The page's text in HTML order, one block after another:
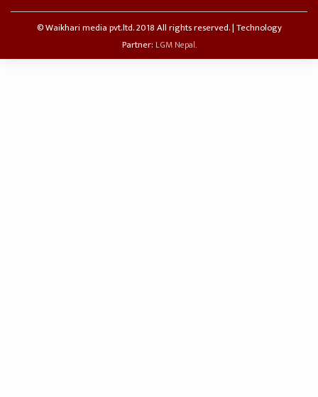
© Waikhari media pvt.ltd. 2018 All rights reserved. | Technology
Partner: LGM Nepal.